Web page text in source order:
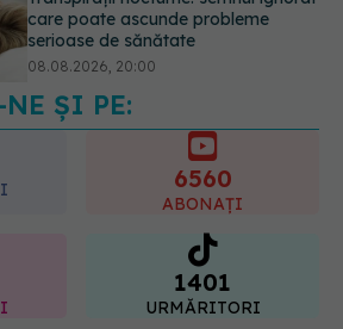
care poate ascunde probleme
serioase de sănătate
08.08.2026, 20:00
NE ȘI PE:
6560
ABONAȚI
1401
URMĂRITORI